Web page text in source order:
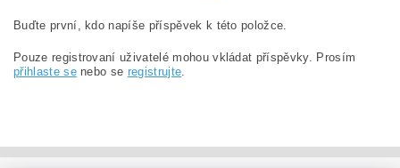
Buďte první, kdo napíše příspěvek k této položce.
Pouze registrovaní uživatelé mohou vkládat příspěvky. Prosím
přihlaste senebo se registrujte.